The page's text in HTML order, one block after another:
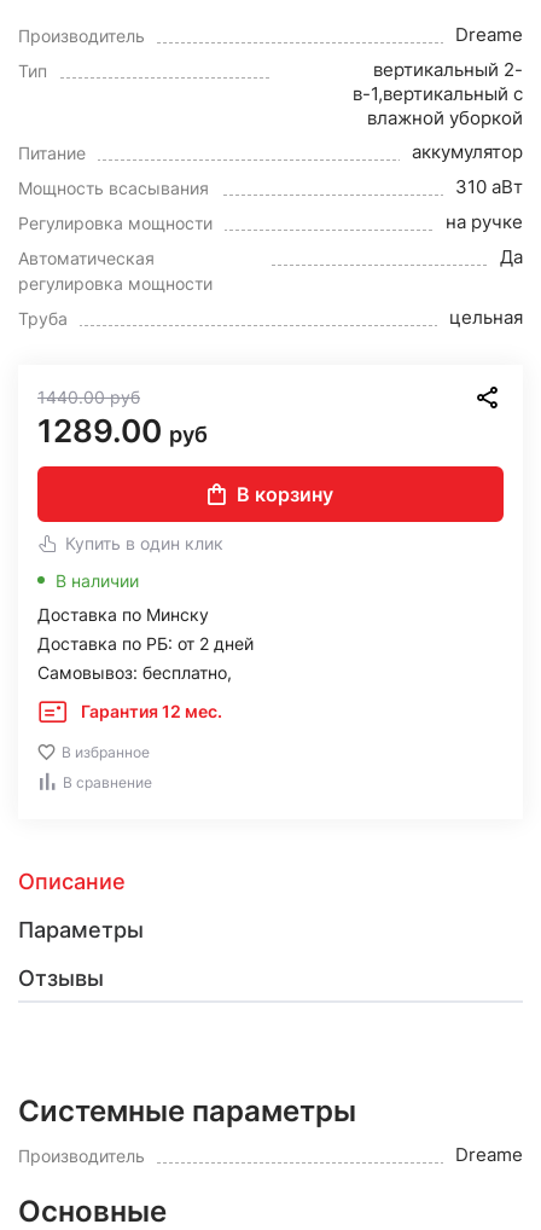
Производитель Dreame
Тип
вертикальный 2-
в-1,вертикальный с
влажной уборкой
Питание аккумулятор
Мощность всасывания 310 аВт
Регулировка мощности на ручке
Автоматическая
регулировка мощности
Да
Труба цельная
1440.00руб
1289.00 руб
В корзину
Купить в один клик
В наличии
Доставка по Минску
Доставка по РБ: от 2 дней
Самовывоз: бесплатно,
Гарантия 12 мес.
В избранное
В сравнение
Описание
Параметры
Отзывы
Системные параметры
Производитель Dreame
Основные